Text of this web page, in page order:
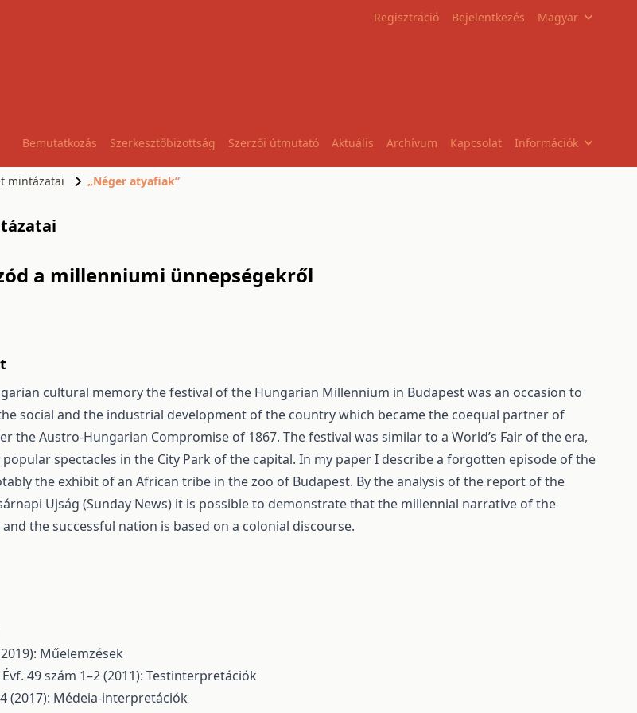
Regisztráció Bejelentkezés Magyar
Bemutatkozás Szerkesztőbizottság Szerzői útmutató Aktuális Archívum Kapcsolat Információk
mintázatai „Néger atyafiak”
a millenniumi ünnepségekről
cultural memory the festival of the Hungarian Millennium in Budapest was an occasion to
social and the industrial development of the country which became the coequal partner of
the Austro-Hungarian Compromise of 1867. The festival was similar to a World’s Fair of the era,
spectacles in the City Park of the capital. In my paper I describe a forgotten episode of the
the exhibit of an African tribe in the zoo of Budapest. By the analysis of the report of the
Ujság (Sunday News) it is possible to demonstrate that the millennial narrative of the
the successful nation is based on a colonial discourse.
Műelemzések
49 szám 1–2 (2011): Testinterpretációk
(2017): Médeia-interpretációk